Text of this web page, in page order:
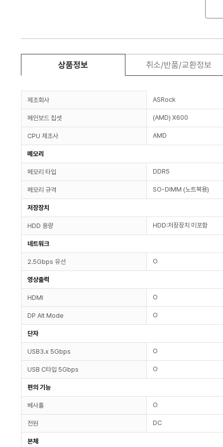
상품정보 취소/반품/교환정보
제조회사 ASRock
메인보드 칩셋 (AMD) X600
CPU 제조사 AMD
메모리
메모리 타입 DDR5
메모리 규격 SO-DIMM (노트북용)
저장장치
HDD 용량 HDD:저장장치 미포함
네트워크
2.5Gbps 유선 O
영상출력
HDMI O
DP Alt Mode O
단자
USB3.x 5Gbps O
USB C타입 5Gbps O
편의 기능
베사홀 O
전원 DC
본체